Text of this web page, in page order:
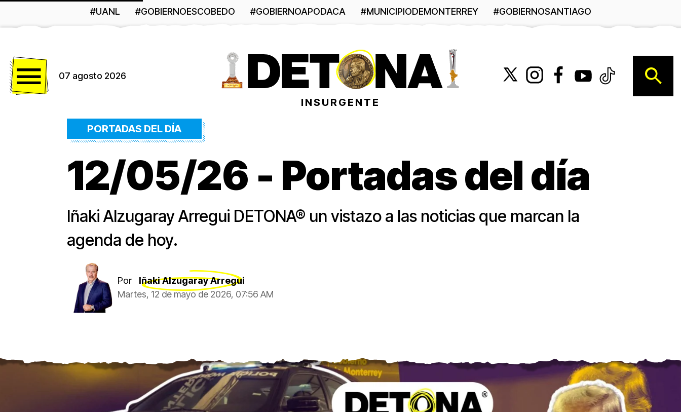
#UANL #GOBIERNOESCOBEDO #GOBIERNOAPODACA #MUNICIPIODEMONTERREY #GOBIERNOSANTIAGO
07 agosto 2026
INSURGENTE
PORTADAS DEL DÍA
12/05/26 - Portadas del día
Iñaki Alzugaray Arregui DETONA® un vistazo a las noticias que marcan la
agenda de hoy.
Por
Iñaki Alzugaray Arregui
Martes, 12 de mayo de 2026, 07:56 AM